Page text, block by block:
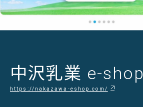
中沢乳業 e-shop
https://nakazawa-eshop.com/